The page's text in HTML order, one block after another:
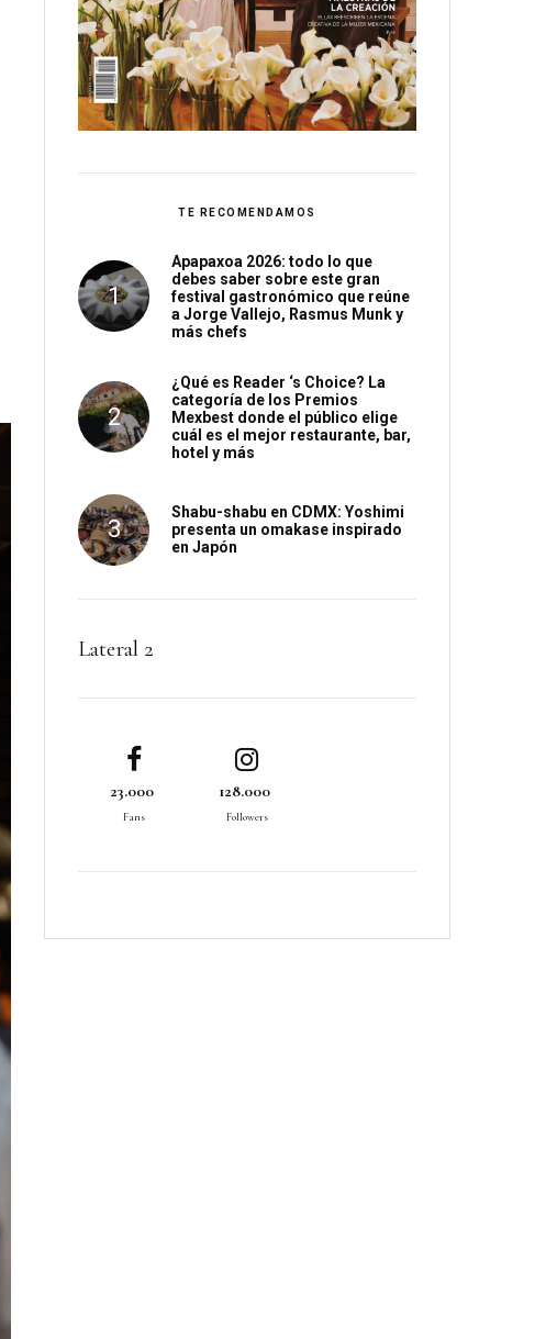
TE RECOMENDAMOS
Apapaxoa 2026: todo lo que
debes saber sobre este gran
festival gastronómico que reúne
a Jorge Vallejo, Rasmus Munk y
más chefs
¿Qué es Reader ‘s Choice? La
categoría de los Premios
Mexbest donde el público elige
cuál es el mejor restaurante, bar,
hotel y más
Shabu-shabu en CDMX: Yoshimi
presenta un omakase inspirado
en Japón
Lateral 2
23.000
Fans
128.000
Followers